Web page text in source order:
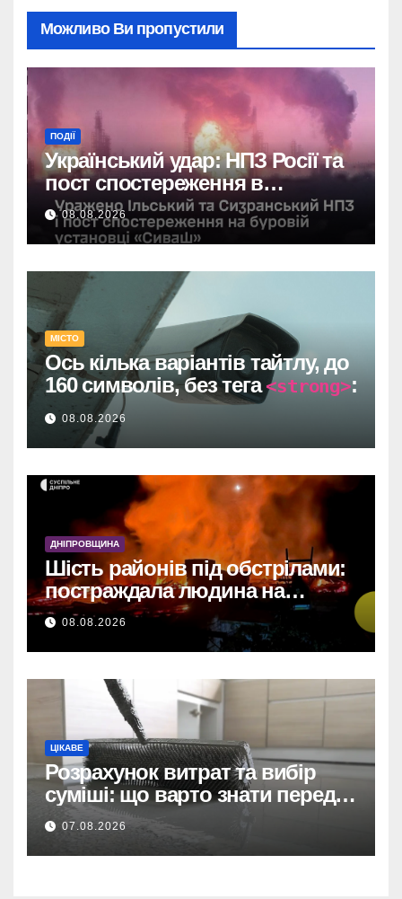
Можливо Ви пропустили
ПОДІЇ
Український удар: НПЗ Росії та
пост спостереження в
Чорному морі вражені.
08.08.2026
МІСТО
Ось кілька варіантів тайтлу, до
160 символів, без тега<strong>:
Один прямий договір на 735
тисяч у Дніпрі: супровід
провалу торгів.
У Дніпрі: 735 тисяч за прямим
договором на
відеоспостереження після
зірваних торгів.
Дніпро: 735 тис. на
відеоспостереження за
невдалих торгів.
08.08.2026
ДНІПРОВЩИНА
Шість районів під обстрілами:
постраждала людина на
Дніпропетровщині
08.08.2026
ЦІКАВЕ
Розрахунок витрат та вибір
суміші: що варто знати перед
тим, як купити наливну підлогу
07.08.2026